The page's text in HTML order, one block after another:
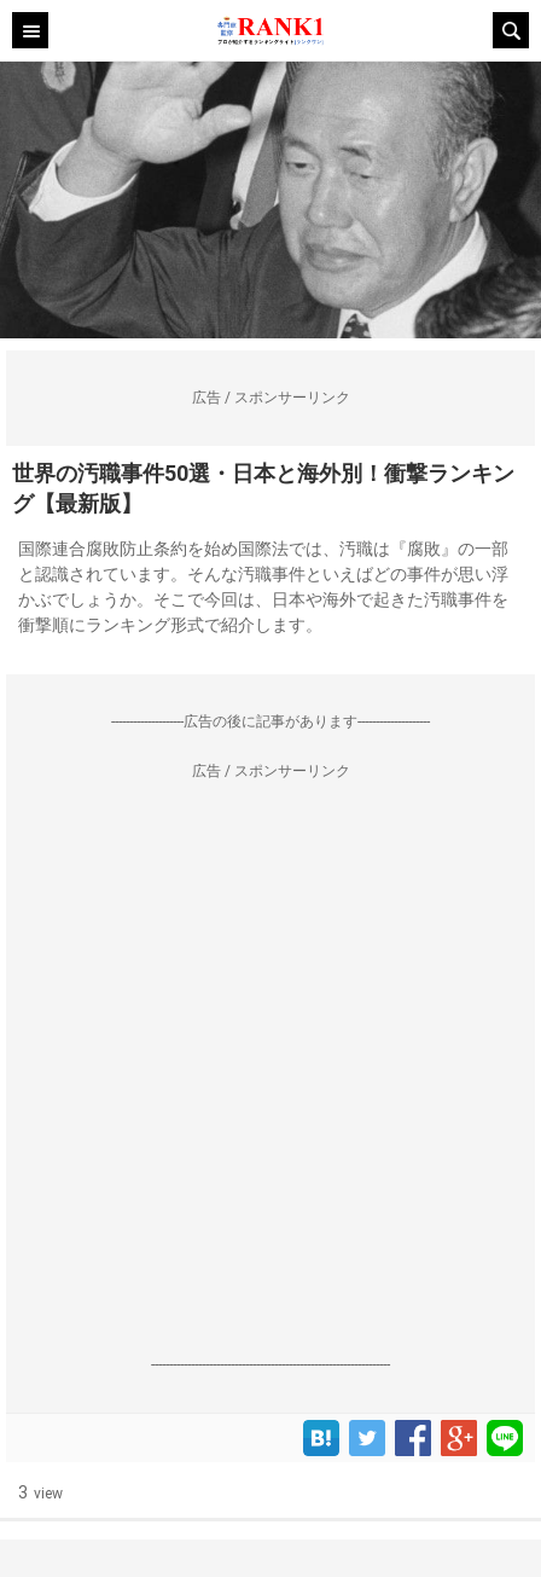
広告 / スポンサーリンク
世界の汚職事件50選・日本と海外別！衝撃ランキン
グ【最新版】
国際連合腐敗防止条約を始め国際法では、汚職は『腐敗』の一部
と認識されています。そんな汚職事件といえばどの事件が思い浮
かぶでしょうか。そこで今回は、日本や海外で起きた汚職事件を
衝撃順にランキング形式で紹介します。
--------------------広告の後に記事があります--------------------
広告 / スポンサーリンク
------------------------------------------------------------------
3 view